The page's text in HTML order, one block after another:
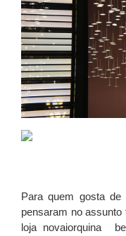
Para quem gosta
pensaram no
loja novaiorquina